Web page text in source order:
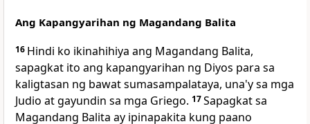
Ang Kapangyarihan ng Magandang Balita
16 Hindi ko ikinahihiya ang Magandang Balita,
sapagkat ito ang kapangyarihan ng Diyos para sa
kaligtasan ng bawat sumasampalataya, una'y sa mga
Judio at gayundin sa mga Griego. 17Sapagkatsa
Magandang Balita ay ipinapakita kung paano